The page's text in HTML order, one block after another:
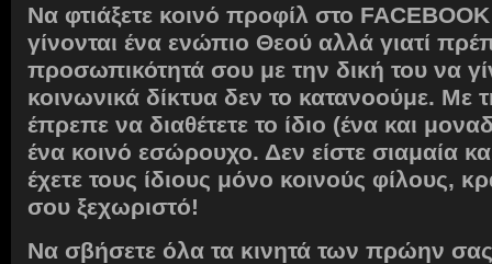
Να φτιάξετε κοινό προφίλ στο
γίνονται ένα ενώπιο Θεού αλλά γιατί
προσωπικότητά σου με την δική του να
κοινωνικά δίκτυα δεν το κατανοούμε. Με
έπρεπε να διαθέτετε το ίδιο (ένα και
ένα κοινό εσώρουχο. Δεν είστε σιαμαία
έχετε τους ίδιους μόνο κοινούς φίλους,
σου ξεχωριστό!
Να σβήσετε όλα τα κινητά των πρώην